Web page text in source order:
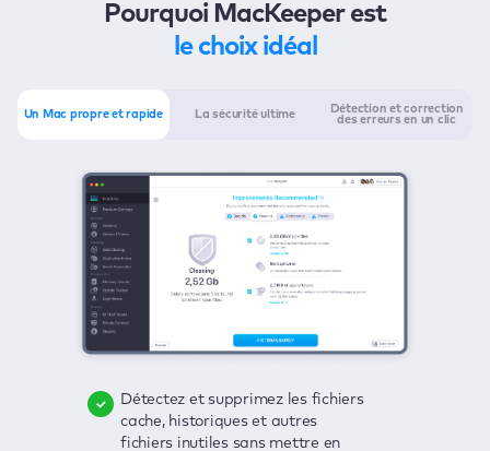
Pourquoi MacKeeper est
le choix idéal
Un Mac propre et rapide La sécurité ultime
Détection et correction
des erreurs en un clic
Détectez et supprimez les fichiers
cache, historiques et autres
fichiers inutiles sans mettre en
Supprimez les virus, profitez d'une
protection en temps réel et
débarrassez-vous des logiciels
D'un seul clic, vous recherchez la
présence de toutes sortes de
menaces sur votre Mac : fichiers